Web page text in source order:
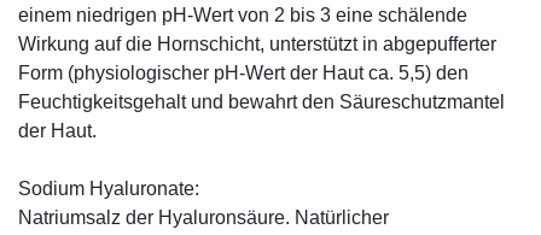
einem niedrigen pH-Wert von 2 bis 3 eine schälende
Wirkung auf die Hornschicht, unterstützt in abgepufferter
Form (physiologischer pH-Wert der Haut ca. 5,5) den
Feuchtigkeitsgehalt und bewahrt den Säureschutzmantel
der Haut.
Sodium Hyaluronate:
Natriumsalz der Hyaluronsäure. Natürlicher